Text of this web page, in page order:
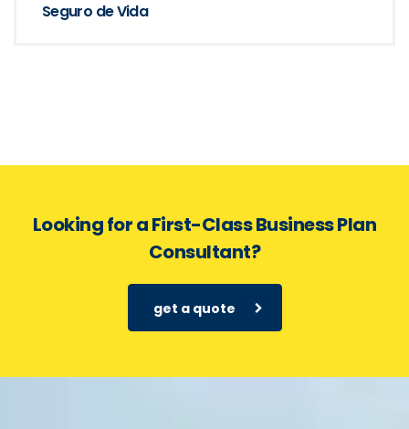
Seguro de Vida
Looking for a First-Class Business Plan
Consultant?
get a quote